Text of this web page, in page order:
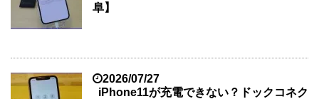
阜】
2026/07/27
iPhone11が充電できない？ドックコネク